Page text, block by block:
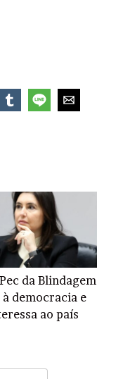
da Blindagem
democracia e
ao país